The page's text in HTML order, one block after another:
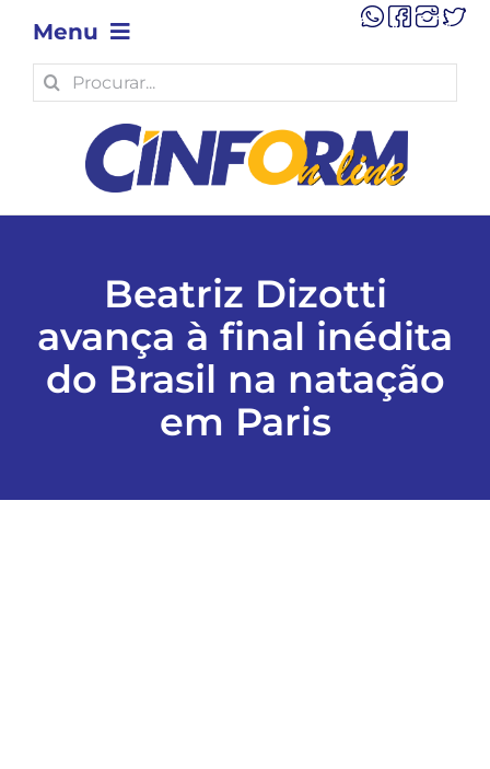
content
Menu
OPINIÃO
POLÍTICA
ECONOMIA
TECNOLOGIA
Search
for:
Beatriz Dizotti
avança à final inédita
do Brasil na natação
em Paris